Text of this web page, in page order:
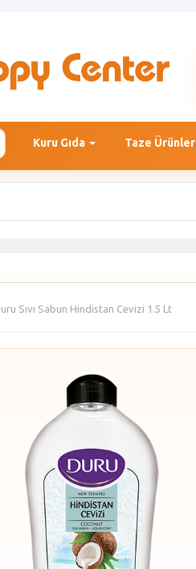
Kuru Gıda Taze Ürünler
Sıvı Sabun Hindistan Cevizi 1.5 Lt